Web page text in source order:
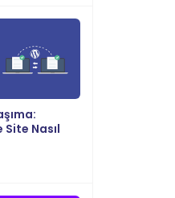
Nasıl